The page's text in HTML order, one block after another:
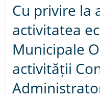
Cu privire la
activitatea
Municipale
activității